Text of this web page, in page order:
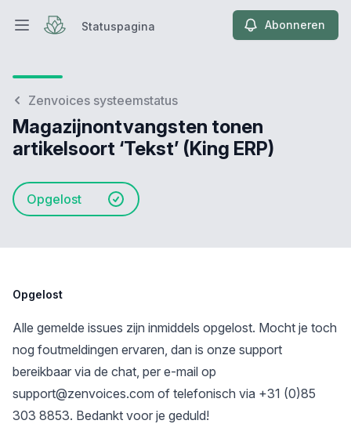
Hoofdmenu openen
Statuspagina Abonneren
Zenvoices systeemstatus
Magazijnontvangsten tonen
artikelsoort ‘Tekst’ (King ERP)
Opgelost
Opgelost
Alle gemelde issues zijn inmiddels opgelost. Mocht je toch
nog foutmeldingen ervaren, dan is onze support
bereikbaar via de chat, per e-mail op
support@zenvoices.com of telefonisch via +31 (0)85
303 8853. Bedankt voor je geduld!